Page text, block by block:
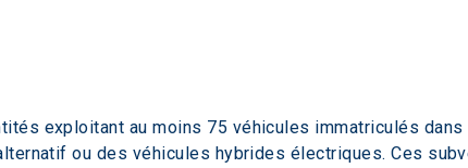
exploitant au moins 75 véhicules immatriculés dans
ou des véhicules hybrides électriques. Ces